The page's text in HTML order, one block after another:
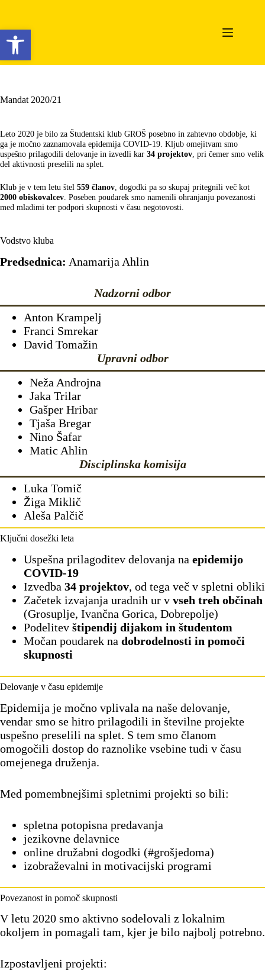
Mandat 2020/21
Leto 2020 je bilo za Študentski klub GROŠ posebno in zahtevno obdobje, ki
ga je močno zaznamovala epidemija COVID-19. Kljub omejitvam smo
uspešno prilagodili delovanje in izvedli kar 34 projektov , pri čemer smo velik
del aktivnosti preselili na splet.
Klub je v tem letu štel 559 članov , dogodki pa so skupaj pritegnili več kot
2000 obiskovalcev . Poseben poudarek smo namenili ohranjanju povezanosti
med mladimi ter podpori skupnosti v času negotovosti.
Vodstvo kluba
Predsednica: Anamarija Ahlin
Nadzorni odbor
Anton Krampelj
Franci Smrekar
David Tomažin
Upravni odbor
Neža Androjna
Jaka Trilar
Gašper Hribar
Tjaša Bregar
Nino Šafar
Matic Ahlin
Disciplinska komisija
Luka Tomič
Žiga Miklič
Aleša Palčič
Ključni dosežki leta
Uspešna prilagoditev delovanja na epidemijo
COVID-19
Izvedba 34 projektov, od tega več v spletni obliki
Začetek izvajanja uradnih ur v vseh treh občinah
(Grosuplje, Ivančna Gorica, Dobrepolje)
Podelitev štipendij dijakom in študentom
Močan poudarek na dobrodelnosti in pomoči
skupnosti
Delovanje v času epidemije
Epidemija je močno vplivala na naše delovanje,
vendar smo se hitro prilagodili in številne projekte
uspešno preselili na splet. S tem smo članom
omogočili dostop do raznolike vsebine tudi v času
omejenega druženja.
Med pomembnejšimi spletnimi projekti so bili:
spletna potopisna predavanja
jezikovne delavnice
online družabni dogodki (#grošjedoma)
izobraževalni in motivacijski programi
Povezanost in pomoč skupnosti
V letu 2020 smo aktivno sodelovali z lokalnim
okoljem in pomagali tam, kjer je bilo najbolj potrebno.
Izpostavljeni projekti:
Open toolbar